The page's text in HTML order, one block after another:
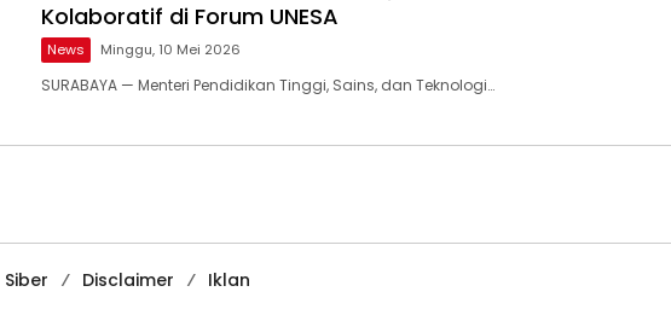
Kolaboratif di Forum UNESA
News Minggu, 10 Mei 2026
SURABAYA — Menteri Pendidikan Tinggi, Sains, dan Teknologi…
Disclaimer
Iklan